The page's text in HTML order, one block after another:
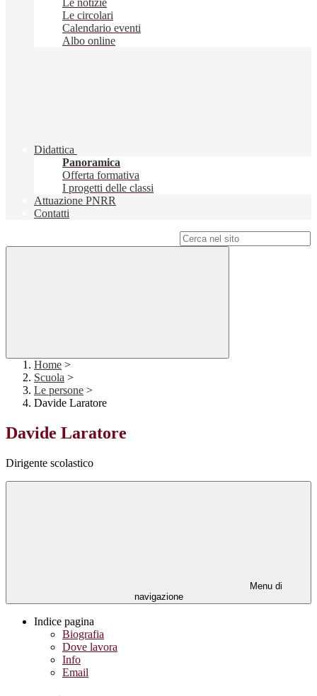
Le notizie
Le circolari
Calendario eventi
Albo online
Didattica
Panoramica
Offerta formativa
I progetti delle classi
Attuazione PNRR
Contatti
Home >
Scuola >
Le persone >
Davide Laratore
Davide Laratore
Dirigente scolastico
Menu di
navigazione
Indice pagina
Biografia
Dove lavora
Info
Email